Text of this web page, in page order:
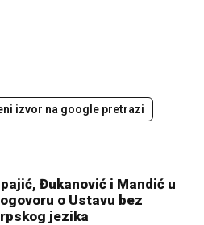
izvor na google pretrazi
Đukanović i Mandić u
o Ustavu bez
jezika